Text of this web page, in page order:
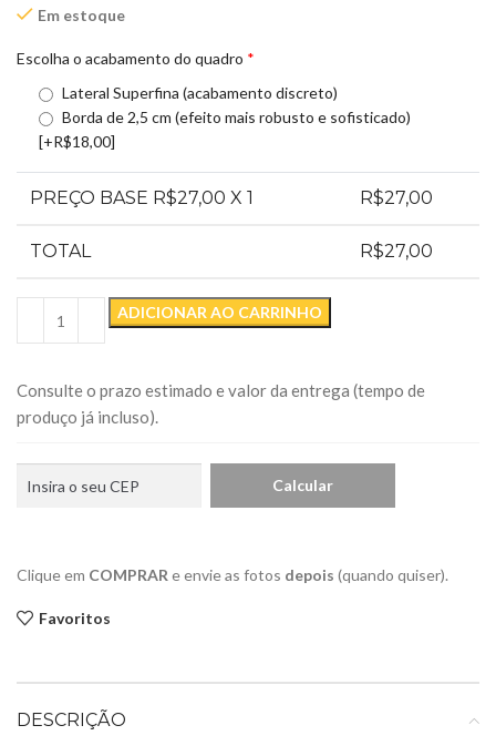
Em estoque
Escolha o acabamento do quadro *
Lateral Superfina (acabamento discreto)
Borda de 2,5 cm (efeito mais robusto e sofisticado)
[+R$18,00]
PREÇO BASE R$27,00 X 1 R$27,00
TOTAL R$27,00
ADICIONAR AO CARRINHO
Consulte o prazo estimado e valor da entrega (tempo de
produço já incluso).
Clique em COMPRARe envie as fotos depois (quando quiser).
Favoritos
DESCRIÇÃO